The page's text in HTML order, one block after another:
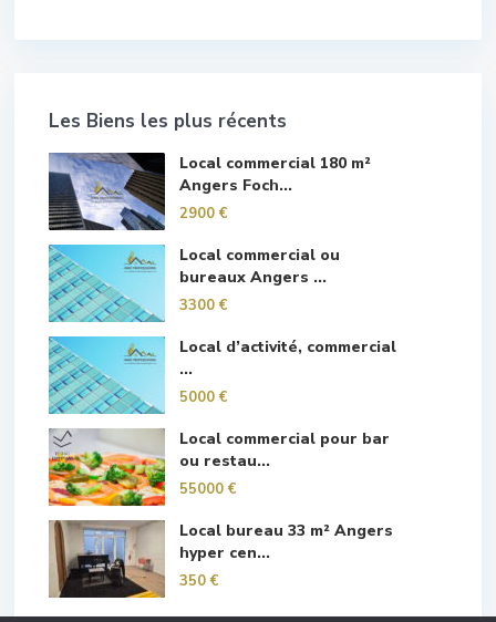
Les Biens les plus récents
Local commercial 180 m²
Angers Foch...
2900 €
Local commercial ou
bureaux Angers ...
3300 €
Local d’activité, commercial
...
5000 €
Local commercial pour bar
ou restau...
55000 €
Local bureau 33 m² Angers
hyper cen...
350 €